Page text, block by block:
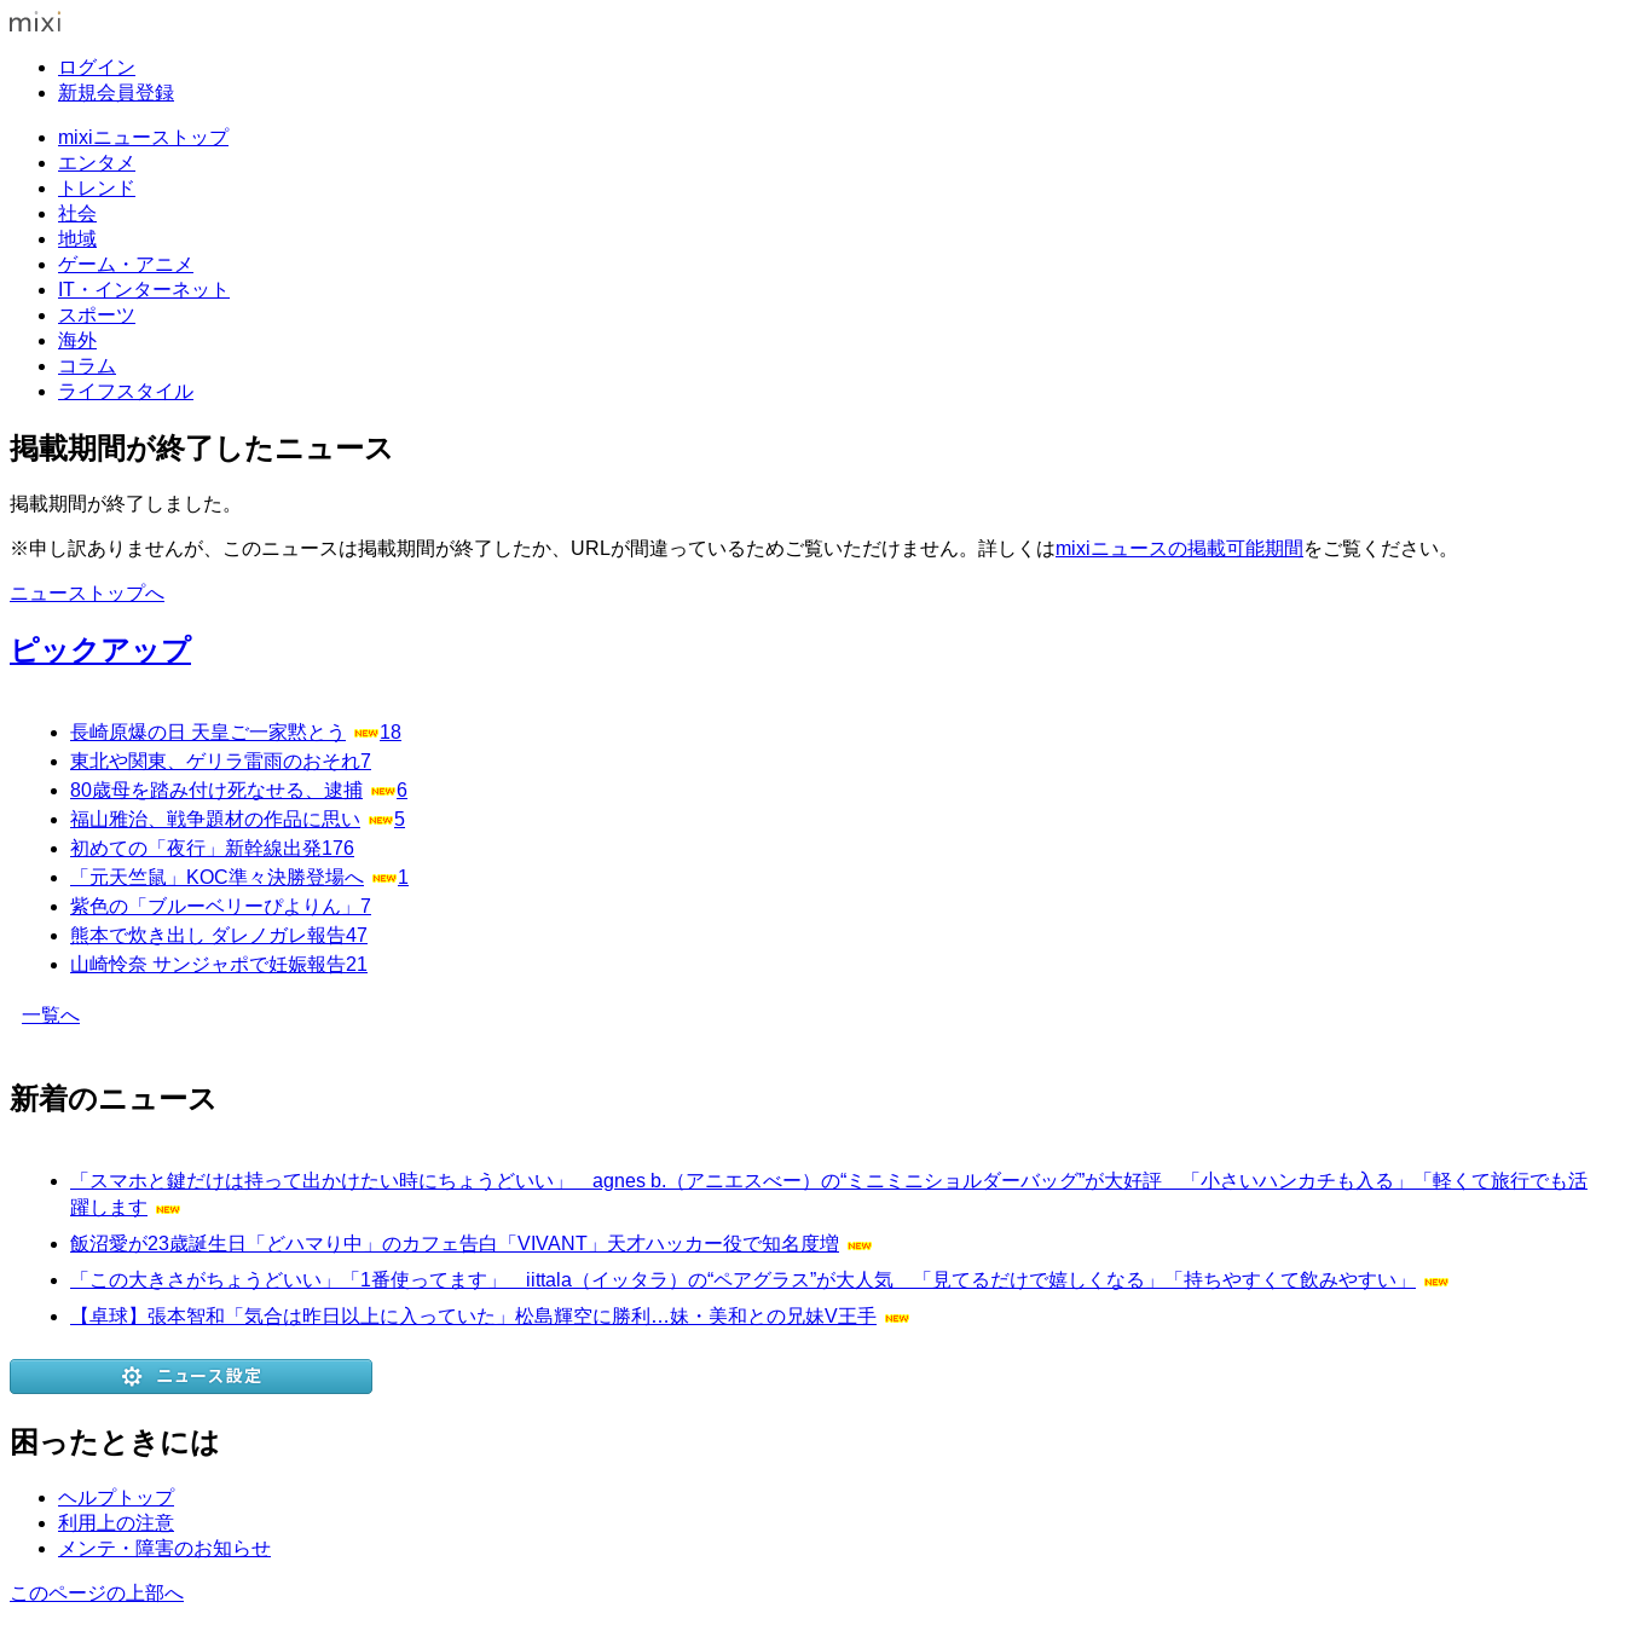
ログイン
新規会員登録
mixiニューストップ
エンタメ
トレンド
社会
地域
ゲーム・アニメ
IT・インターネット
スポーツ
海外
コラム
ライフスタイル
掲載期間が終了したニュース
掲載期間が終了しました。
※申し訳ありませんが、このニュースは掲載期間が終了したか、URLが間違っているためご覧いただけません。詳しくはmixiニュースの掲載可能期間 をご覧ください。
ニューストップへ
ピックアップ
長崎原爆の日 天皇ご一家黙とう
18
東北や関東、ゲリラ雷雨のおそれ7
80歳母を踏み付け死なせる、逮捕
6
福山雅治、戦争題材の作品に思い
5
初めての「夜行」新幹線出発176
「元天竺鼠」KOC準々決勝登場へ
1
紫色の「ブルーベリーぴよりん」 7
熊本で炊き出し ダレノガレ報告47
山崎怜奈 サンジャポで妊娠報告21
一覧へ
新着のニュース
「スマホと鍵だけは持って出かけたい時にちょうどいい」 agnes b.（アニエスべー）の“ミニミニショルダーバッグ”が大好評 「小さいハンカチも入る」「軽くて旅行でも活
躍します
飯沼愛が23歳誕生日「どハマり中」のカフェ告白「VIVANT」天才ハッカー役で知名度増
「この大きさがちょうどいい」「1番使ってます」 iittala（イッタラ）の“ペアグラス”が大人気 「見てるだけで嬉しくなる」「持ちやすくて飲みやすい」
【卓球】張本智和「気合は昨日以上に入っていた」松島輝空に勝利…妹・美和との兄妹V王手
困ったときには
ヘルプトップ
利用上の注意
メンテ・障害のお知らせ
このページの上部へ